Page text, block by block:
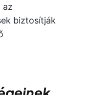
az
biztosítják